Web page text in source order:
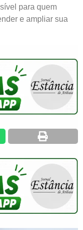
para quem
e ampliar sua